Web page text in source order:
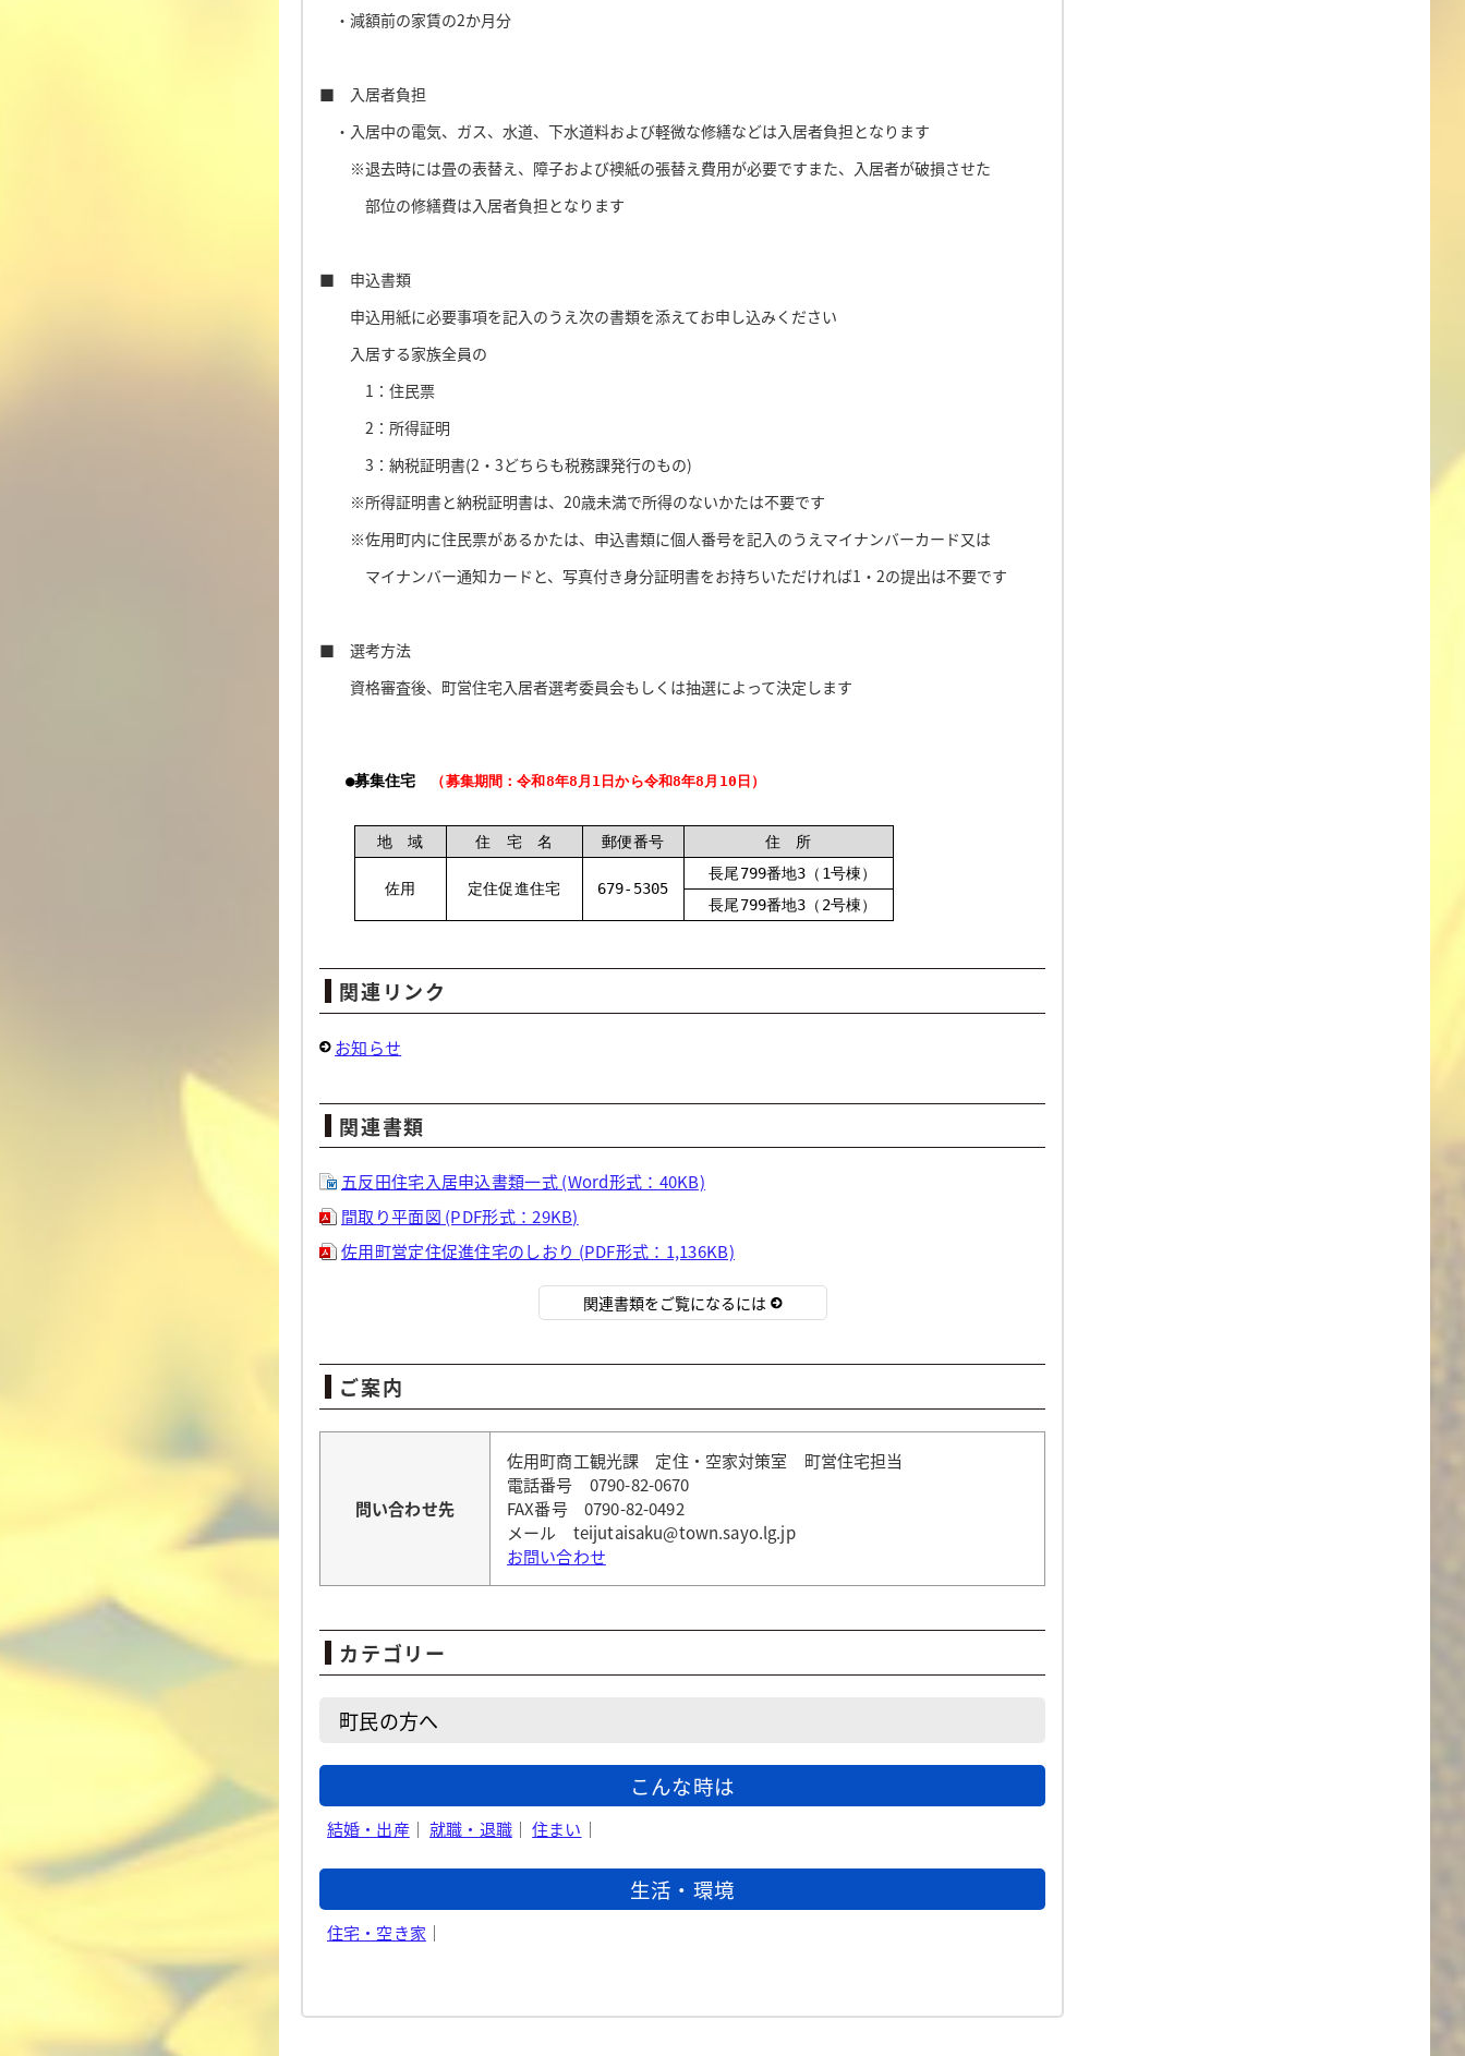
・減額前の家賃の2か月分
■ 入居者負担
・入居中の電気、ガス、水道、下水道料および軽微な修繕などは入居者負担となります
※退去時には畳の表替え、障子および襖紙の張替え費用が必要ですまた、入居者が破損させた
部位の修繕費は入居者負担となります
■ 申込書類
申込用紙に必要事項を記入のうえ次の書類を添えてお申し込みください
入居する家族全員の
1：住民票
2：所得証明
3：納税証明書(2・3どちらも税務課発行のもの)
※所得証明書と納税証明書は、20歳未満で所得のないかたは不要です
※佐用町内に住民票があるかたは、申込書類に個人番号を記入のうえマイナンバーカード又は
マイナンバー通知カードと、写真付き身分証明書をお持ちいただければ1・2の提出は不要です
■ 選考方法
資格審査後、町営住宅入居者選考委員会もしくは抽選によって決定します
●募集住宅 （募集期間：令和8年8月1日から令和8年8月10日）
地 域 住 宅 名 郵便番号 住 所
佐用 定住促進住宅 679-5305
長尾799番地3（1号棟）
長尾799番地3（2号棟）
関連リンク
お知らせ
関連書類
五反田住宅入居申込書類一式 (Word形式：40KB)
間取り平面図 (PDF形式：29KB)
佐用町営定住促進住宅のしおり (PDF形式：1,136KB)
関連書類をご覧になるには
ご案内
問い合わせ先
佐用町商工観光課 定住・空家対策室 町営住宅担当
電話番号 0790-82-0670
FAX番号 0790-82-0492
メール teijutaisaku@town.sayo.lg.jp
お問い合わせ
カテゴリー
町民の方へ
こんな時は
結婚・出産｜就職・退職｜住まい ｜
生活・環境
住宅・空き家 ｜